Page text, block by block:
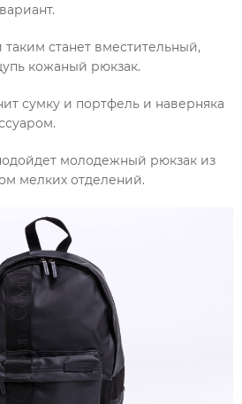
станет вместительный,
кожаный рюкзак.
сумку и портфель и наверняка
молодежный рюкзак из
мелких отделений.